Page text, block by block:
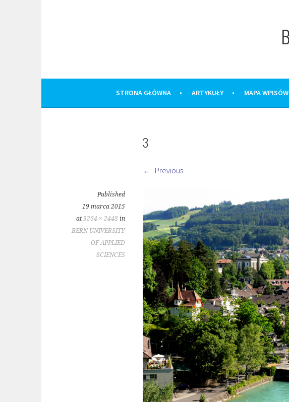
STRONA GŁÓWNA ARTYKUŁY MAPA WPISÓW
3
Previous
Published
19 marca 2015
at3264 × 2448 in
BERN UNIVERSITY
OF APPLIED
SCIENCES